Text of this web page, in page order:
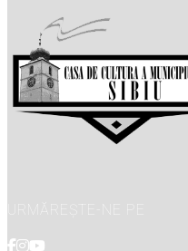
URMĂREȘTE-NE PE